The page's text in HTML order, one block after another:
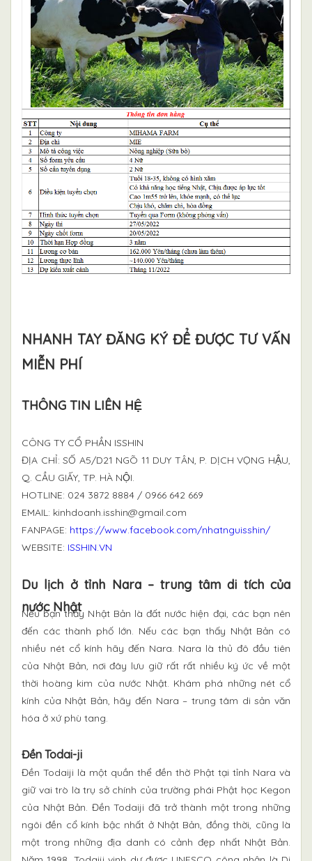
NHANH TAY ĐĂNG KÝ ĐỂ ĐƯỢC TƯ VẤN
MIỄN PHÍ
THÔNG TIN LIÊN HỆ
CÔNG TY CỔ PHẦN ISSHIN
ĐỊA CHỈ: SỐ A5/D21 NGÕ 11 DUY TÂN, P. DỊCH VỌNG HẬU,
Q. CẦU GIẤY, TP. HÀ NỘI.
HOTLINE: 024 3872 8884 / 0966 642 669
EMAIL: kinhdoanh.isshin@gmail.com
FANPAGE: https://www.facebook.com/nhatnguisshin/
WEBSITE: ISSHIN.VN
Du lịch ở tỉnh Nara – trung tâm di tích của
nước Nhật
Nếu bạn thấy Nhật Bản là đất nước hiện đại, các bạn nên
đến các thành phố lớn. Nếu các bạn thấy Nhật Bản có
nhiều nét cổ kính hãy đến Nara. Nara là thủ đô đầu tiên
của Nhật Bản, nơi đây lưu giữ rất rất nhiều ký ức về một
thời hoàng kim của nước Nhật. Khám phá những nét cổ
kính của Nhật Bản, hãy đến Nara – trung tâm di sản văn
hóa ở xứ phù tang.
Đền Todai-ji
Đền Todaiji là một quần thể đền thờ Phật tại tỉnh Nara và
giữ vai trò là trụ sở chính của trường phái Phật học Kegon
của Nhật Bản. Đền Todaiji đã trở thành một trong những
ngôi đền cổ kính bậc nhất ở Nhật Bản, đồng thời, cũng là
một trong những địa danh có cảnh đẹp nhất Nhật Bản.